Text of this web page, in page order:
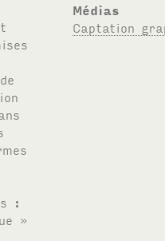
:
»
Médias
Captation